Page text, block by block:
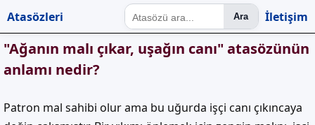
Atasözleri Ara İletişim
"Ağanın malı çıkar, uşağın canı" atasözünün
anlamı nedir?
Patron mal sahibi olur ama bu uğurda işçi canı çıkıncaya